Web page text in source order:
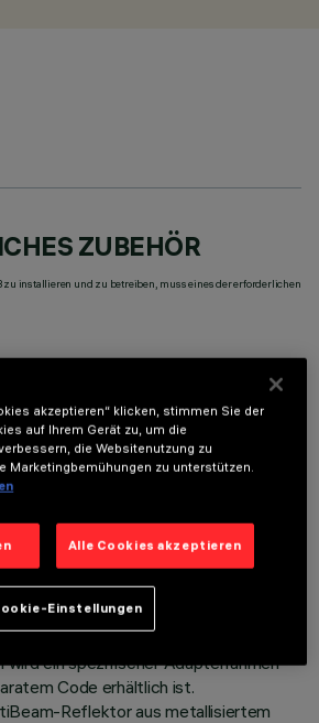
ZUBEHÖR
installieren und zu betreiben, muss eines der erforderlichen
DATEN
Einbauleuchte mit 5 optischen
- feste Optik. Korpus aus
bündig mit der Decke abschließende
Für die Installation an
wird ein spezifischer Adapterrahmen
Code erhältlich ist.
Reflektor aus metallisiertem
akzeptieren“ klicken, stimmen Sie der
auf Ihrem Gerät zu, um die
die Websitenutzung zu
Marketingbemühungen zu unterstützen.
Alle Cookies akzeptieren
Einstellungen